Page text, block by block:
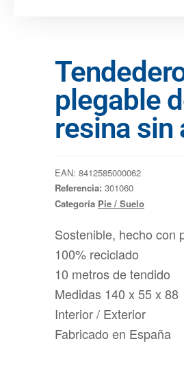
plegable
resina sin
EAN: 8412585000062
Referencia: 301060
Categoría Pie / Suelo
Sostenible, hecho con
100% reciclado
10 metros de tendido
Medidas 140 x 55 x 88
Interior / Exterior
Fabricado en España